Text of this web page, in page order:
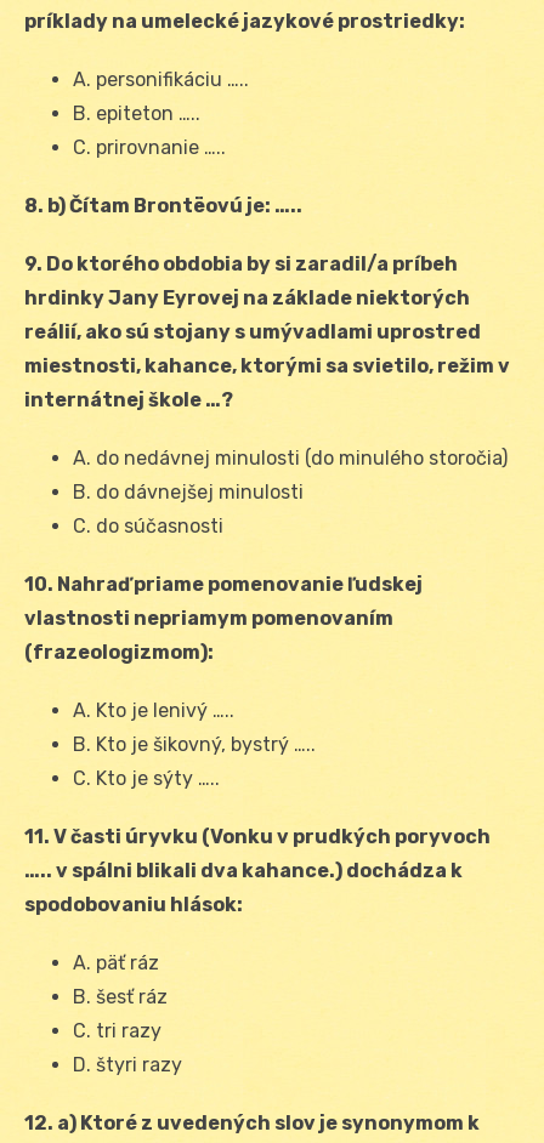
príklady na umelecké jazykové prostriedky:
A. personifikáciu …..
B. epiteton …..
C. prirovnanie …..
8. b) Čítam Brontëovú je: …..
9. Do ktorého obdobia by si zaradil/a príbeh
hrdinky Jany Eyrovej na základe niektorých
reálií, ako sú stojany s umývadlami uprostred
miestnosti, kahance, ktorými sa svietilo, režim v
internátnej škole …?
A. do nedávnej minulosti (do minulého storočia)
B. do dávnejšej minulosti
C. do súčasnosti
10. Nahraď priame pomenovanie ľudskej
vlastnosti nepriamym pomenovaním
(frazeologizmom):
A. Kto je lenivý …..
B. Kto je šikovný, bystrý …..
C. Kto je sýty …..
11. V časti úryvku (Vonku v prudkých poryvoch
….. v spálni blikali dva kahance.) dochádza k
spodobovaniu hlások:
A. päť ráz
B. šesť ráz
C. tri razy
D. štyri razy
12. a) Ktoré z uvedených slov je synonymom k